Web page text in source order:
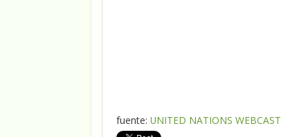
fuente: UNITED NATIONS WEBCAST